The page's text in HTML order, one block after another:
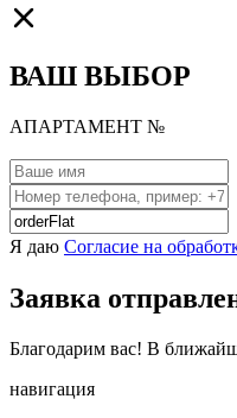
ВАШ ВЫБОР
АПАРТАМЕНТ №
Я даю Согласие на
Заявка
Благодарим вас! В
навигация